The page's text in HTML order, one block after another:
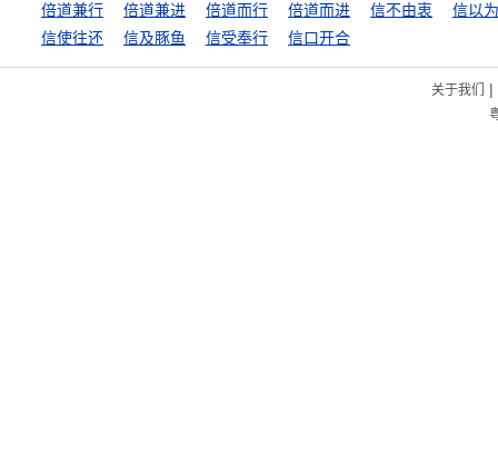
倍道兼行
倍道兼进 倍道而行 倍道而进 信不由衷
信以
信使往还
信及豚鱼 信受奉行 信口开合
关于我们 |